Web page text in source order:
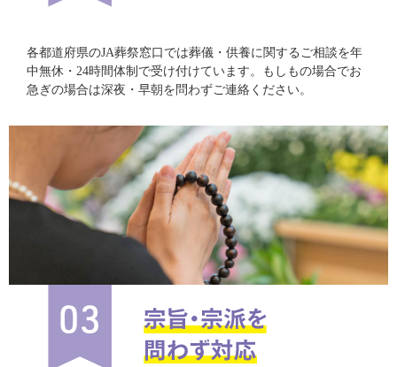
各都道府県のJA葬祭窓口では葬儀・供養に関するご相談を年
中無休・24時間体制で受け付けています。もしもの場合でお
急ぎの場合は深夜・早朝を問わずご連絡ください。